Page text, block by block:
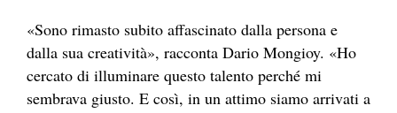
«Sono rimasto subito affascinato dalla persona e
dalla sua creatività», racconta Dario Mongioy. «Ho
cercato di illuminare questo talento perché mi
sembrava giusto. E così, in un attimo siamo arrivati a